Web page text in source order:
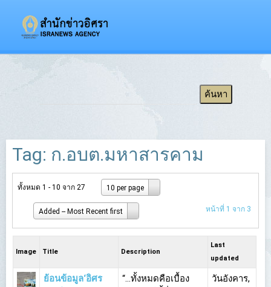
Tag: ก.อบต.มหาสารคาม
ทั้งหมด 1 - 10 จาก 27 10 per page
Added -- Most Recent first หน้าที่ 1 จาก 3
Image Title Description
Last
updated
ย้อนข้อมูล‘อิศร
“…ทั้งหมดคือเบื้อง
วันอังคาร,